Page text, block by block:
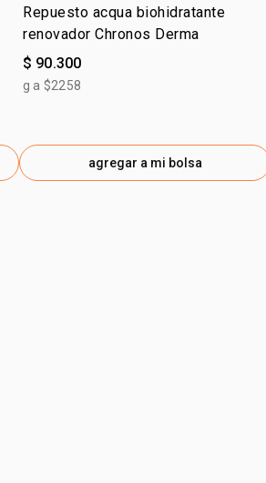
Repuesto acqua biohidratante
renovador Chronos Derma
$ 90.300
g a $2258
agregar a mi bolsa